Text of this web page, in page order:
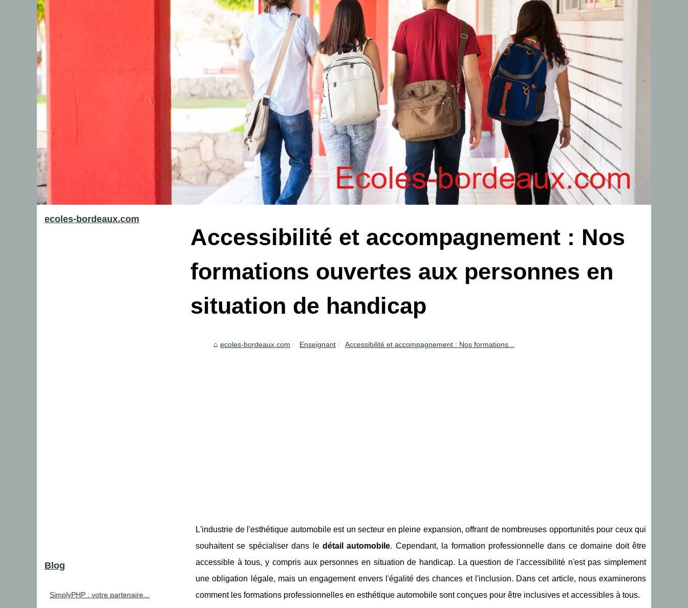
Accessibilité et accompagnement : Nos
formations ouvertes aux personnes en
situation de handicap
ecoles-bordeaux.com Enseignant Accessibilité et accompagnement : Nos formations...
L'industrie de l'esthétique automobile est un secteur en pleine expansion, offrant de nombreuses opportunités pour ceux qui
souhaitent se spécialiser dans le détail automobile. Cependant, la formation professionnelle dans ce domaine doit être
accessible à tous, y compris aux personnes en situation de handicap. La question de l'accessibilité n'est pas simplement
une obligation légale, mais un engagement envers l'égalité des chances et l'inclusion. Dans cet article, nous examinerons
comment les formations professionnelles en esthétique automobile sont conçues pour être inclusives et accessibles à tous.
ecoles-bordeaux.com
Blog
SimplyPHP : votre partenaire...